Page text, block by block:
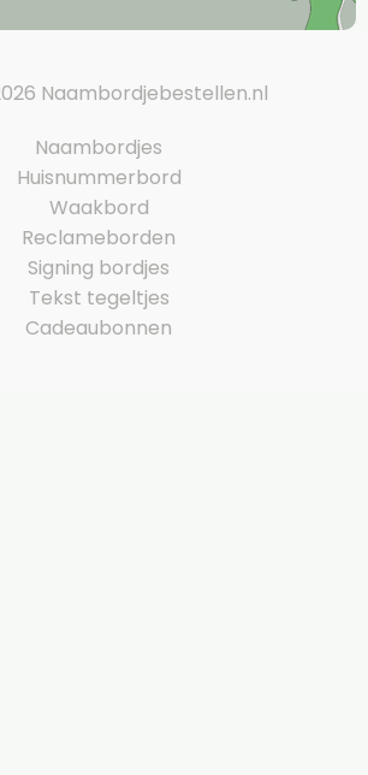
Naambordjebestellen.nl
Naambordjes
Huisnummerbord
Waakbord
Reclameborden
Signing bordjes
Tekst tegeltjes
Cadeaubonnen